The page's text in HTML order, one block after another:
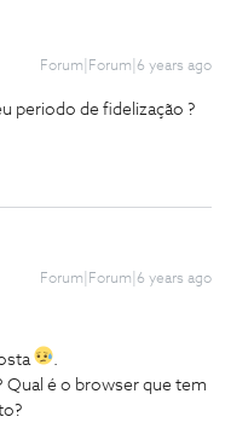
Forum|Forum|6 years ago
periodo de fidelização ?
Forum|Forum|6 years ago
.
Qual é o browser que tem